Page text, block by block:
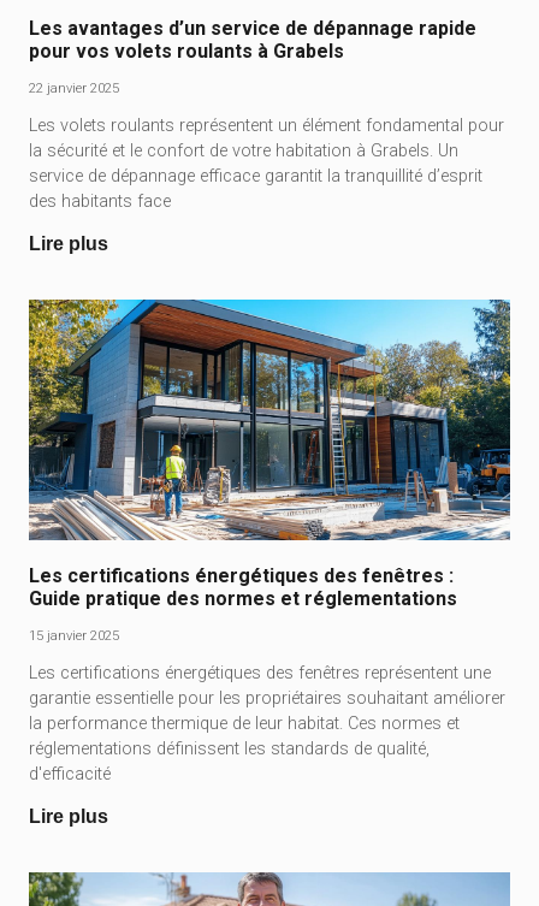
Les avantages d’un service de dépannage rapide
pour vos volets roulants à Grabels
22 janvier 2025
Les volets roulants représentent un élément fondamental pour
la sécurité et le confort de votre habitation à Grabels. Un
service de dépannage efficace garantit la tranquillité d’esprit
des habitants face
Lire plus
Les certifications énergétiques des fenêtres :
Guide pratique des normes et réglementations
15 janvier 2025
Les certifications énergétiques des fenêtres représentent une
garantie essentielle pour les propriétaires souhaitant améliorer
la performance thermique de leur habitat. Ces normes et
réglementations définissent les standards de qualité,
d'efficacité
Lire plus